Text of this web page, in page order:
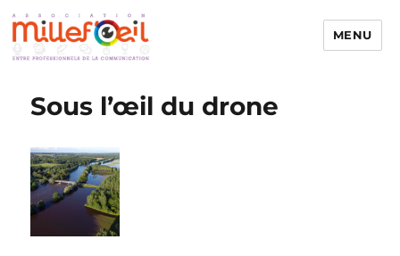
Millefoeil
MENU
Sous l’œil du drone